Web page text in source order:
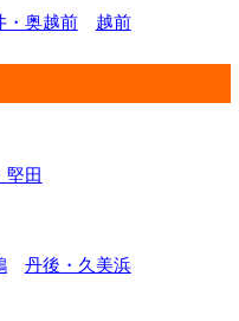
・奥越前 越前
堅田
丹後・久美浜